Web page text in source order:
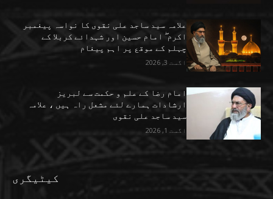
علامہ سید ساجد علی نقوی کا نواسہ پیغمبر
اکرم ۖ امام حسین اور شہدائے کربلا کے
چہلم کے موقع پر اہم پیغام
اگست 3, 2026
امام رضا کے علم و حکمت سے لبریز
ارشادات ہمارے لئے مشعل راہ ہیں ، علامہ
سید ساجد علی نقوی
اگست 1, 2026
کیٹیگری